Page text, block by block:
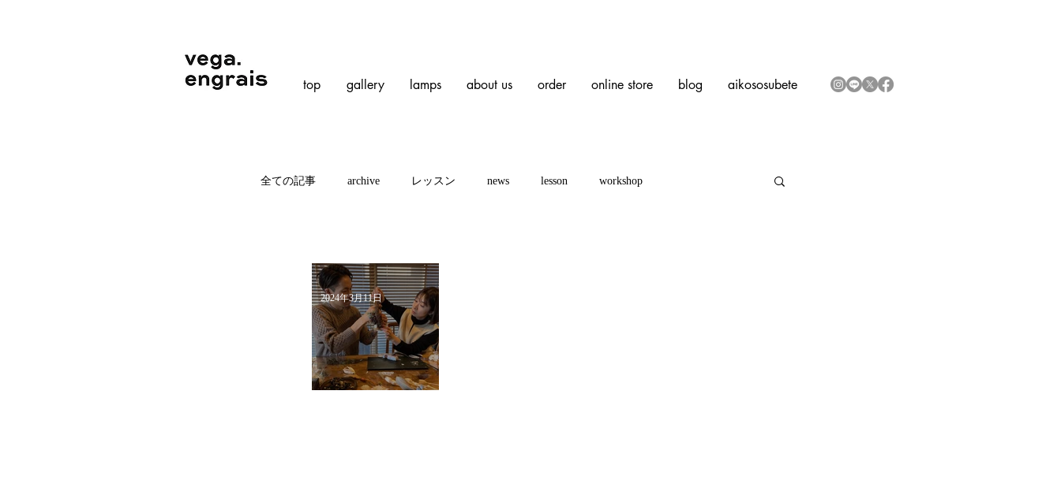
top gallery lamps about us order online store blog aikososubete
全ての記事 archive レッスン news lesson workshop
2024年3月11日